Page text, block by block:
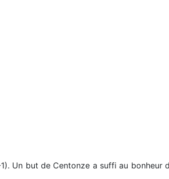
Un but de Centonze a suffi au bonheur